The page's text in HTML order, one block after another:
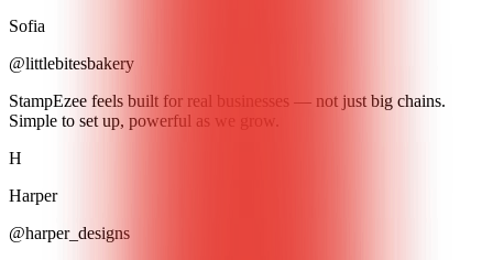
Sofia
@littlebitesbakery
StampEzee feels built for real businesses — not just big chains.
Simple to set up, powerful as we grow.
H
Harper
@harper_designs